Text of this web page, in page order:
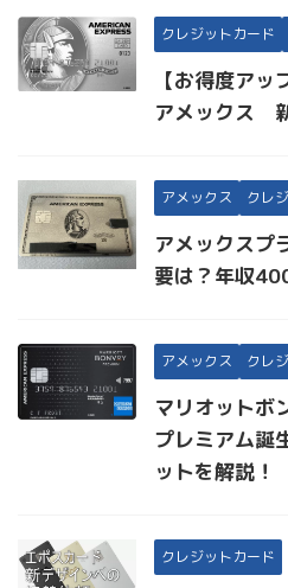
クレジットカード
【お得度アッ
アメックス
アメックス クレ
アメックスプ
要は？年収
アメックス クレ
マリオットボ
プレミアム誕
ットを解説！
クレジットカード